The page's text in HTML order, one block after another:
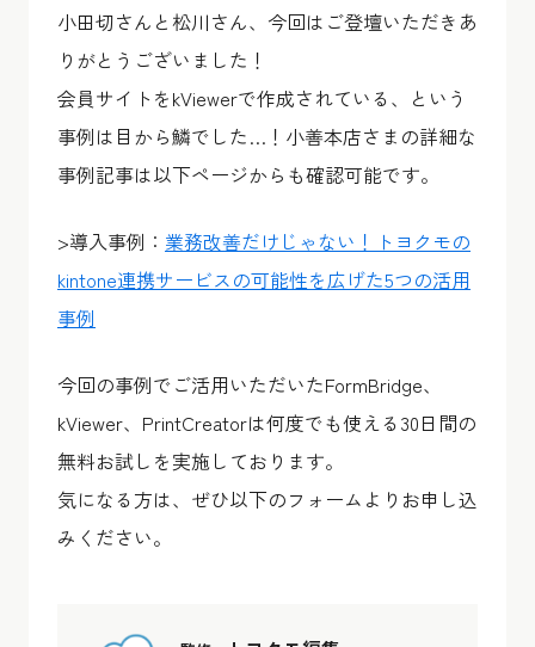
小田切さんと松川さん、今回はご登壇いただきあ
りがとうございました！
会員サイトをkViewerで作成されている、という
事例は目から鱗でした…！小善本店さまの詳細な
事例記事は以下ページからも確認可能です。
>導入事例： 業務改善だけじゃない！トヨクモの
kintone連携サービスの可能性を広げた5つの活用
事例
今回の事例でご活用いただいたFormBridge、
kViewer、PrintCreatorは何度でも使える30日間の
無料お試しを実施しております。
気になる方は、ぜひ以下のフォームよりお申し込
みください。